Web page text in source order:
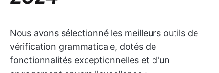
Nous avons sélectionné les meilleurs outils de
vérification grammaticale, dotés de
fonctionnalités exceptionnelles et d'un